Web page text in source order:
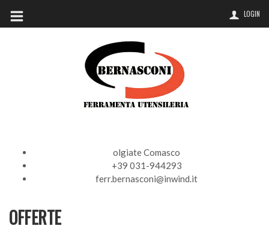
LOGIN
olgiate Comasco
+39 031-944293
ferr.bernasconi@inwind.it
OFFERTE